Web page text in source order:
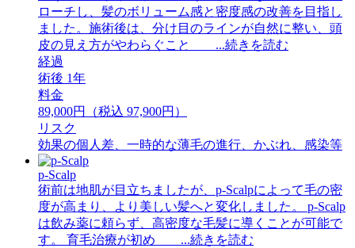
ローチし、髪のボリューム感と密度感の改善を目指し
ました。施術後は、分け目のラインが自然に整い、頭
皮の見え方がやわらぐこと ...続きを読む
経過
術後 1年
料金
89,000円（税込 97,900円）
リスク
効果の個人差、一時的な薄毛の進行、かぶれ、感染等
p-Scalp
術前は地肌が目立ちましたが、p-Scalpによって毛の密
度が高まり、より美しい髪へと変化しました。 p-Scalp
は飲み薬に頼らず、高密度な毛髪に導くことが可能で
す。 育毛治療が初め ...続きを読む